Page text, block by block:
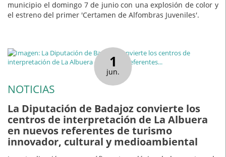
municipio el domingo 7 de junio con una explosión de color y
el estreno del primer 'Certamen de Alfombras Juveniles'.
1
jun.
NOTICIAS
La Diputación de Badajoz convierte los
centros de interpretación de La Albuera
en nuevos referentes de turismo
innovador, cultural y medioambiental